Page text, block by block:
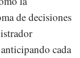
de decisiones
cada